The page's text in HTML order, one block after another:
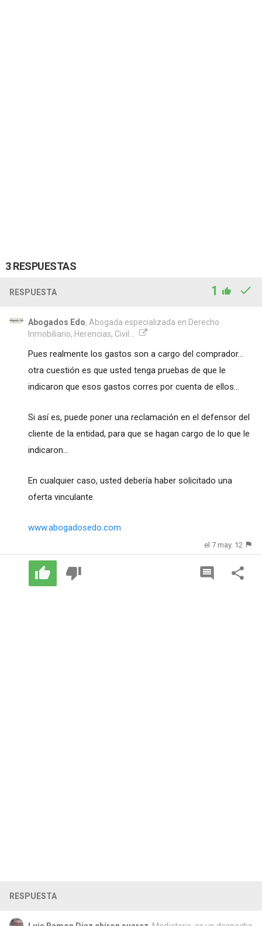
3 RESPUESTAS
RESPUESTA 1
Abogados Edo, Abogada especializada en Derecho
Inmobiliario, Herencias, Civil...
Pues realmente los gastos son a cargo del comprador...
otra cuestión es que usted tenga pruebas de que le
indicaron que esos gastos corres por cuenta de ellos...
Si así es, puede poner una reclamación en el defensor del
cliente de la entidad, para que se hagan cargo de lo que le
indicaron...
En cualquier caso, usted debería haber solicitado una
oferta vinculante.
www.abogadosedo.com
el 7 may. 12
RESPUESTA